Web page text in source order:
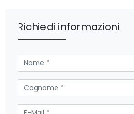
Richiedi informazioni